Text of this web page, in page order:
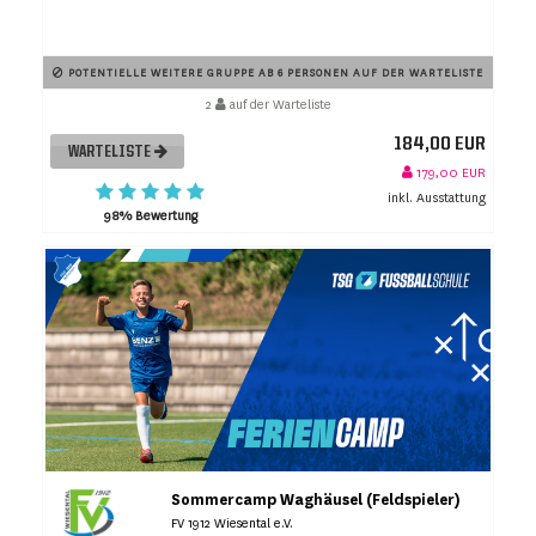
POTENTIELLE WEITERE GRUPPE AB 6 PERSONEN AUF DER WARTELISTE
2 auf der Warteliste
WARTELISTE
98% Bewertung
184,00 EUR
179,00 EUR
inkl. Ausstattung
Sommercamp Waghäusel (Feldspieler)
FV 1912 Wiesental e.V.